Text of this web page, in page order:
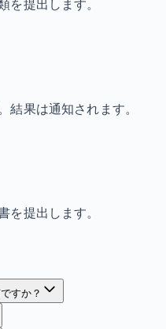
を提出します。
結果は通知されます。
を提出します。
すか？